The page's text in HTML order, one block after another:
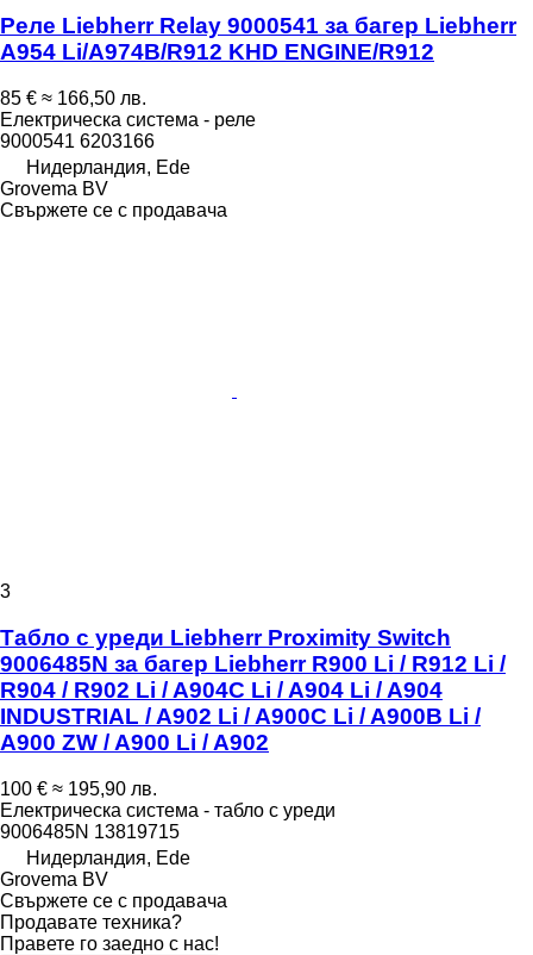
Реле Liebherr Relay 9000541 за багер Liebherr
A954 Li/A974B/R912 KHD ENGINE/R912
85 € ≈ 166,50 лв.
Електрическа система - реле
9000541 6203166
Нидерландия, Ede
Grovema BV
Свържете се с продавача
3
Табло с уреди Liebherr Proximity Switch
9006485N за багер Liebherr R900 Li / R912 Li /
R904 / R902 Li / A904C Li / A904 Li / A904
INDUSTRIAL / A902 Li / A900C Li / A900B Li /
A900 ZW / A900 Li / A902
100 € ≈ 195,90 лв.
Електрическа система - табло с уреди
9006485N 13819715
Нидерландия, Ede
Grovema BV
Свържете се с продавача
Продавате техника?
Правете го заедно с нас!